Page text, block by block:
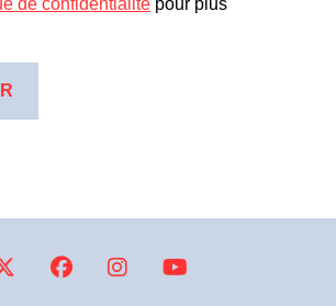
de confidentialité pour plus